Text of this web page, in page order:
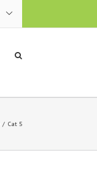
/ Cat 5